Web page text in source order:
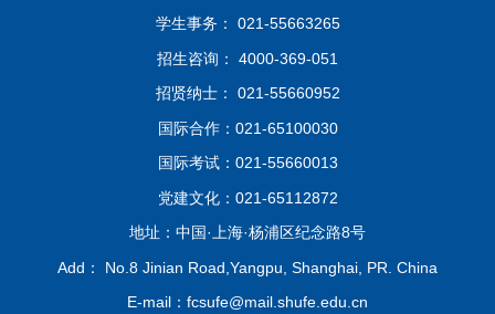
学生事务： 021-55663265
招生咨询： 4000-369-051
招贤纳士： 021-55660952
国际合作：021-65100030
国际考试：021-55660013
党建文化：021-65112872
地址：中国·上海·杨浦区纪念路8号
Add： No.8 Jinian Road,Yangpu, Shanghai, PR. China
E-mail：fcsufe@mail.shufe.edu.cn